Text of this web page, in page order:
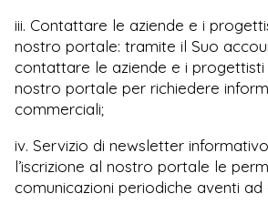
iii. Contattare le aziende e i
nostro portale: tramite il Suo
contattare le aziende e i progettisti
nostro portale per richiedere
commerciali;
iv. Servizio di newsletter
l’iscrizione al nostro portale le
comunicazioni periodiche aventi